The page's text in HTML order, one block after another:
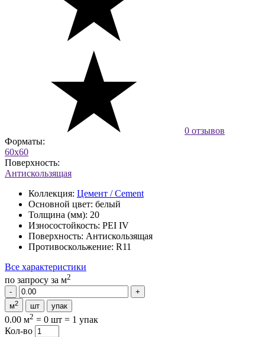
0 отзывов
Форматы:
60x60
Поверхность:
Антискользящая
Коллекция: Цемент / Cement
Основной цвет: белый
Толщина (мм): 20
Износостойкость: PEI IV
Поверхность: Антискользящая
Противоскольжение: R11
Все характеристики
по запросу за м2
м2 шт упак
0.00 м2 = 0 шт = 1 упак
Кол-во